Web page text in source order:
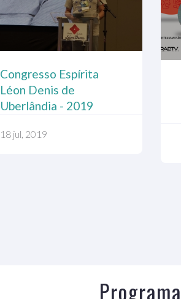
01) Joana de Cusa
(Série As Vidas de
Joanna de Ângelis)
21 fev, 2021
Congresso Espírita
Léon Denis de
Uberlândia - 2019
18 jul, 2019